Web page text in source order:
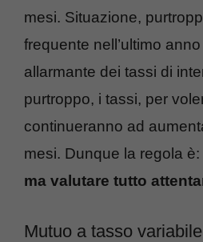
mesi. Situazione,
frequente nell’ultimo
allarmante dei tassi di
purtroppo, i tassi, per
continueranno ad
mesi. Dunque la regola è:
ma valutare tutto
Mutuo a tasso